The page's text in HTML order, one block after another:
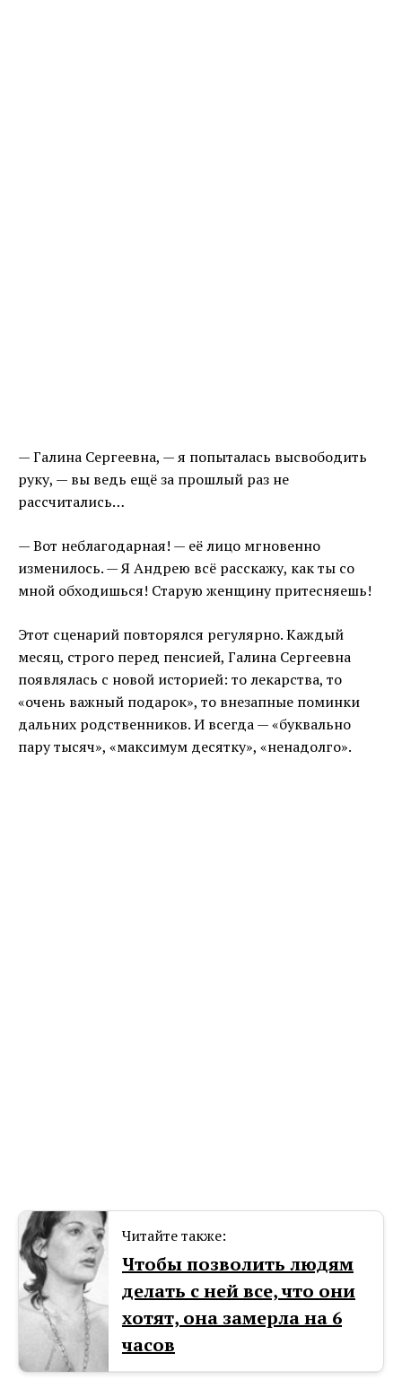
— Галина Сергеевна, — я попыталась высвободить
руку, — вы ведь ещё за прошлый раз не
рассчитались…
— Вот неблагодарная! — её лицо мгновенно
изменилось. — Я Андрею всё расскажу, как ты со
мной обходишься! Старую женщину притесняешь!
Этот сценарий повторялся регулярно. Каждый
месяц, строго перед пенсией, Галина Сергеевна
появлялась с новой историей: то лекарства, то
«очень важный подарок», то внезапные поминки
дальних родственников. И всегда — «буквально
пару тысяч», «максимум десятку», «ненадолго».
Читайте также:
Чтобы позволить людям
делать с ней все, что они
хотят, она замерла на 6
часов